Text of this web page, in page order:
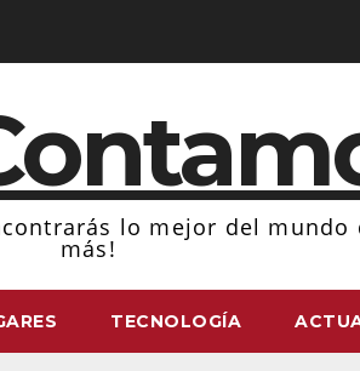
lo mejor del
más!
TECNOLOGÍA